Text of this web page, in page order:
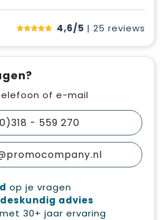
4,6/5 | 25 reviews
of e-mail
- 559 270
op je vragen
deskundig advies
met 30+ jaar ervaring